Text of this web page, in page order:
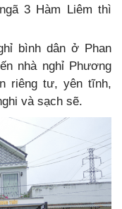
3 Hàm Liêm thì
bình dân ở Phan
nhà nghỉ Phương
riêng tư, yên tĩnh,
và sạch sẽ.